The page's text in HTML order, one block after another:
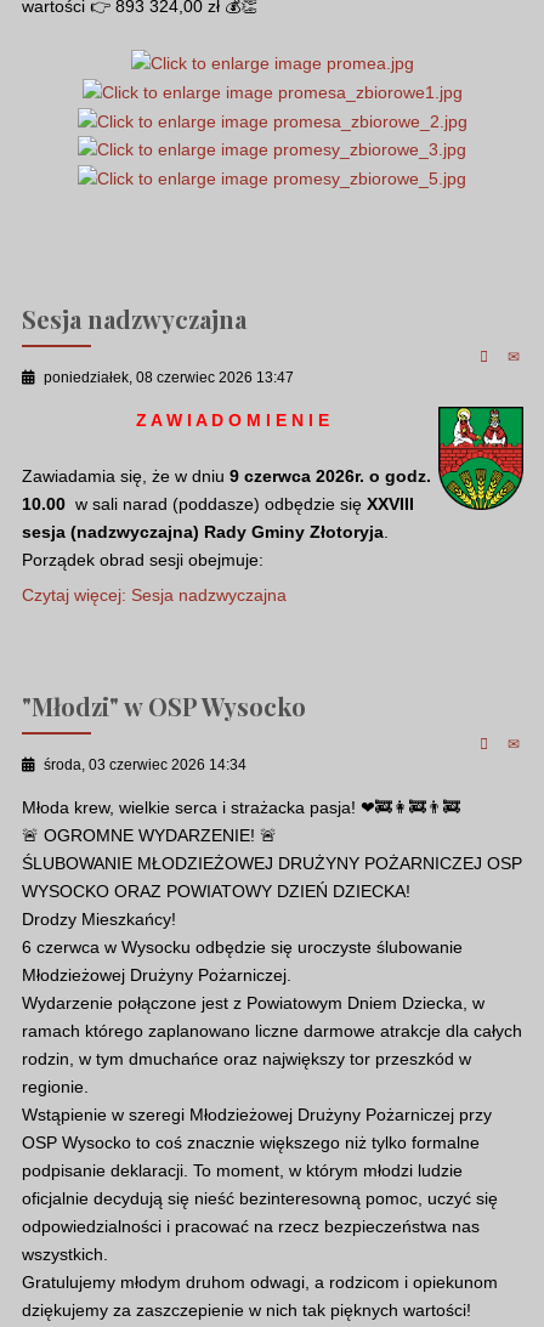
wartości 👉 893 324,00 zł 💰👏
Sesja nadzwyczajna
poniedziałek, 08 czerwiec 2026 13:47
Z A W I A D O M I E N I E
Zawiadamia się, że w dniu 9 czerwca 2026r. o godz.
10.00 w sali narad (poddasze) odbędzie sięXXVIII
sesja (nadzwyczajna) Rady Gminy Złotoryja.
Porządek obrad sesji obejmuje:
Czytaj więcej: Sesja nadzwyczajna
"Młodzi" w OSP Wysocko
środa, 03 czerwiec 2026 14:34
Młoda krew, wielkie serca i strażacka pasja! ❤🚒👩‍🚒👨‍🚒
🚨 OGROMNE WYDARZENIE! 🚨
ŚLUBOWANIE MŁODZIEŻOWEJ DRUŻYNY POŻARNICZEJ OSP
WYSOCKO ORAZ POWIATOWY DZIEŃ DZIECKA!
Drodzy Mieszkańcy!
6 czerwca w Wysocku odbędzie się uroczyste ślubowanie
Młodzieżowej Drużyny Pożarniczej.
Wydarzenie połączone jest z Powiatowym Dniem Dziecka, w
ramach którego zaplanowano liczne darmowe atrakcje dla całych
rodzin, w tym dmuchańce oraz największy tor przeszkód w
regionie.
Wstąpienie w szeregi Młodzieżowej Drużyny Pożarniczej przy
OSP Wysocko to coś znacznie większego niż tylko formalne
podpisanie deklaracji. To moment, w którym młodzi ludzie
oficjalnie decydują się nieść bezinteresowną pomoc, uczyć się
odpowiedzialności i pracować na rzecz bezpieczeństwa nas
wszystkich.
Gratulujemy młodym druhom odwagi, a rodzicom i opiekunom
dziękujemy za zaszczepienie w nich tak pięknych wartości!